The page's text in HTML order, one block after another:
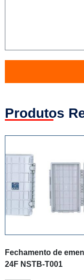
Produtos
Fechamento de
24F NSTB-T001